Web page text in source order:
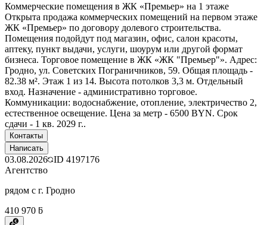
Коммерческие помещения в ЖК «Премьер» на 1 этаже
Открыта продажа коммерческих помещений на первом этаже
ЖК «Премьер» по договору долевого строительства.
Помещения подойдут под магазин, офис, салон красоты,
аптеку, пункт выдачи, услуги, шоурум или другой формат
бизнеса. Торговое помещение в ЖК «ЖК "Премьер"». Адрес:
Гродно, ул. Советских Пограничников, 59. Общая площадь -
82.38 м². Этаж 1 из 14. Высота потолков 3,3 м. Отдельный
вход. Назначение - административно торговое.
Коммуникации: водоснабжение, отопление, электричество 2,
естественное освещение. Цена за метр - 6500 BYN. Срок
сдачи - 1 кв. 2029 г..
Контакты
Написать
03.08.2026 ID 4197176
Агентство
рядом с г. Гродно
410 970 ƃ